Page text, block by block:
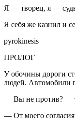
Я — творец, я —
Я себя же казнил и
pyrokinesis
ПРОЛОГ
У обочины дороги
людей. Автомобили
— Вы не против? —
— От моего